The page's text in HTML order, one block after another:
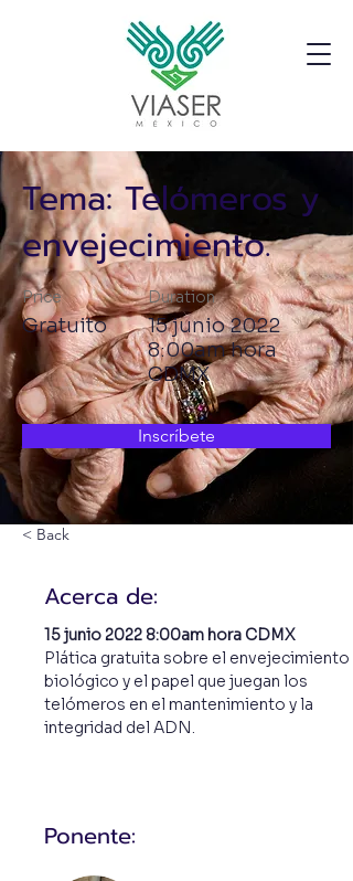
Tema: Telómeros y
envejecimiento.
Price
Gratuito
Duration
15 junio 2022
8:00am hora
CDMX
Inscríbete
< Back
Acerca de:
15 junio 2022 8:00am hora CDMX
Plática gratuita sobre el envejecimiento
biológico y el papel que juegan los
telómeros en el mantenimiento y la
integridad del ADN.
Ponente: